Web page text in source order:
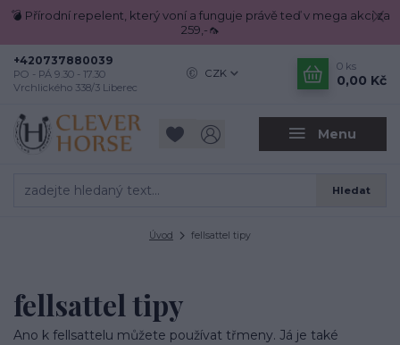
💣 Přírodní repelent, který voní a funguje právě teď v mega akci za
259,-🦟
Menu
CZK
Hledat
+420737880039
PO - PÁ 9.30 - 17.30
Vrchlického 338/3 Liberec
0 ks
0,00 Kč
Úvod fellsattel tipy
fellsattel tipy
Ano k fellsattelu můžete používat třmeny. Já je také